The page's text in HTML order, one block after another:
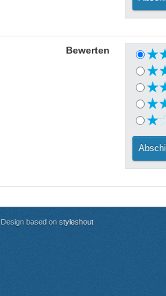
Bewerten
Design based on styleshout